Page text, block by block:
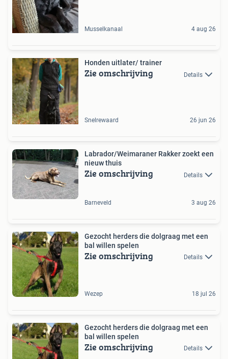
Musselkanaal 4 aug 26
Honden uitlater/ trainer
Zie omschrijving Details
Snelrewaard 26 jun 26
Labrador/Weimaraner Rakker zoekt een
nieuw thuis
Zie omschrijving Details
Barneveld 3 aug 26
Gezocht herders die dolgraag met een
bal willen spelen
Zie omschrijving Details
Wezep 18 jul 26
Gezocht herders die dolgraag met een
bal willen spelen
Zie omschrijving Details